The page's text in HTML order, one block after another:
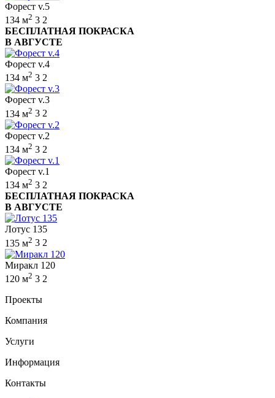
Форест v.5
134 м2 3 2
БЕСПЛАТНАЯ ПОКРАСКА
В АВГУСТЕ
Форест v.4
134 м2 3 2
Форест v.3
134 м2 3 2
Форест v.2
134 м2 3 2
Форест v.1
134 м2 3 2
БЕСПЛАТНАЯ ПОКРАСКА
В АВГУСТЕ
Лотус 135
135 м2 3 2
Миракл 120
120 м2 3 2
Проекты
Компания
Услуги
Информация
Контакты